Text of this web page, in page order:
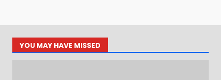
YOU MAY HAVE MISSED